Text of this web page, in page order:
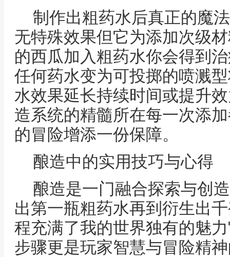
制作出粗药水后真正的魔
无特殊效果但它为添加次级
的西瓜加入粗药水你会得到
任何药水变为可投掷的喷溅
水效果延长持续时间或提升
造系统的精髓所在每一次添
的冒险增添一份保障。
酿造中的实用技巧与心得
酿造是一门融合探索与创
出第一瓶粗药水再到衍生出
程充满了我的世界独有的魅
步骤更是玩家智慧与冒险精